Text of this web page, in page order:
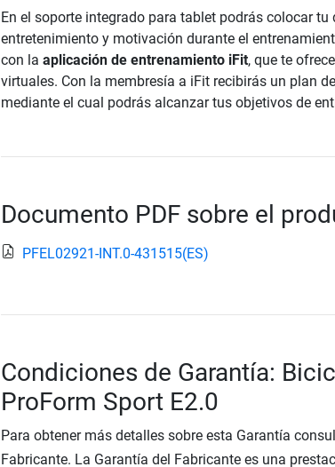
En el soporte integrado para tablet podrás colocar
entretenimiento y motivación durante el
con la aplicación de entrenamiento iFit, que te
virtuales. Con la membresía a iFit recibirás un plan
mediante el cual podrás alcanzar tus objetivos de
Documento PDF sobre el
PFEL02921-INT.0-431515(ES)
Condiciones de Garantía:
ProForm Sport E2.0
Para obtener más detalles sobre esta Garantía
Fabricante. La Garantía del Fabricante es una